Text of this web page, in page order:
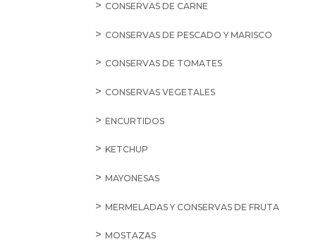
CONSERVAS DE CARNE
CONSERVAS DE PESCADO Y MARISCO
CONSERVAS DE TOMATES
CONSERVAS VEGETALES
ENCURTIDOS
KETCHUP
MAYONESAS
MERMELADAS Y CONSERVAS DE FRUTA
MOSTAZAS